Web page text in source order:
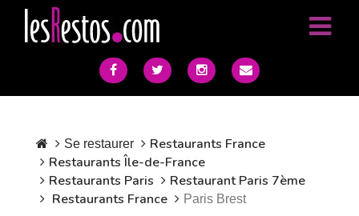
Se restaurer
Restaurants France
Restaurants Île-de-France
Restaurants Paris
Restaurant Paris 7ème
Restaurants France
Paris Brest